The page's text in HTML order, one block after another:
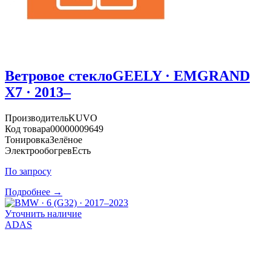
Ветровое стеклоGEELY · EMGRAND
X7 · 2013–
ПроизводительKUVO
Код товара00000009649
ТонировкаЗелёное
ЭлектрообогревЕсть
По запросу
Подробнее →
Уточнить наличие
ADAS